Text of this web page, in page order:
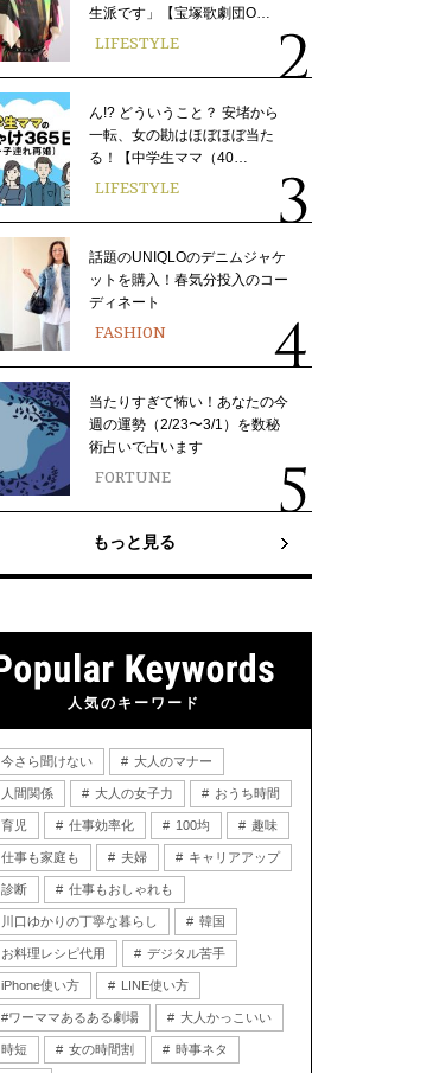
生派です」【宝塚歌劇団O…
LIFESTYLE
ん!? どういうこと？ 安堵から
一転、女の勘はほぼほぼ当た
る！【中学生ママ（40…
LIFESTYLE
話題のUNIQLOのデニムジャケ
ットを購入！春気分投入のコー
ディネート
FASHION
当たりすぎて怖い！あなたの今
週の運勢（2/23〜3/1）を数秘
術占いで占います
FORTUNE
もっと見る
人気のキーワード
今さら聞けない 大人のマナー
人間関係 大人の女子力 おうち時間
育児 仕事効率化 100均 趣味
仕事も家庭も 夫婦 キャリアアップ
診断 仕事もおしゃれも
川口ゆかりの丁寧な暮らし 韓国
お料理レシピ代用 デジタル苦手
iPhone使い方 LINE使い方
#ワーママあるある劇場 大人かっこいい
時短 女の時間割 時事ネタ